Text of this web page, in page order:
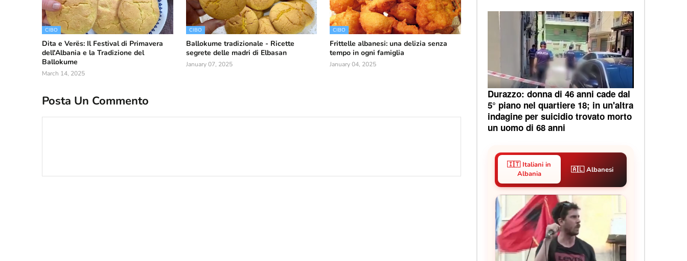
CIBO
Dita e Verës: Il Festival di Primavera
dell'Albania e la Tradizione del
Ballokume
March 14, 2025
CIBO
Ballokume tradizionale - Ricette
segrete delle madri di Elbasan
January 07, 2025
CIBO
Frittelle albanesi: una delizia senza
tempo in ogni famiglia
January 04, 2025
Posta Un Commento
Durazzo: donna di 46 anni cade dal
5° piano nel quartiere 18; in un'altra
indagine per suicidio trovato morto
un uomo di 68 anni
🇮🇹 Italiani in
Albania
🇦🇱 Albanesi